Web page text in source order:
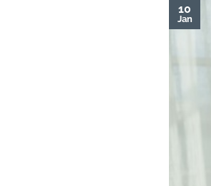
10
Jan